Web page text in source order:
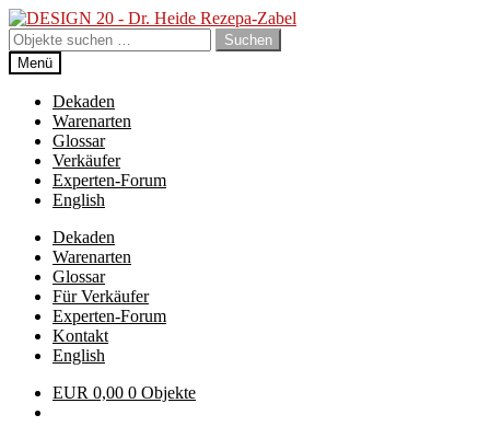
Zur
Navigation
springen
Zum
Inhalt
springen
Suchen
nach:
Suchen
Menü
Dekaden
Warenarten
Glossar
Verkäufer
Experten-Forum
English
Dekaden
Warenarten
Glossar
Für Verkäufer
Experten-Forum
Kontakt
English
EUR 0,00 0 Objekte